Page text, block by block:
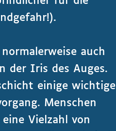
auch
der Iris des Auges.
einige wichtige
Menschen
Vielzahl von